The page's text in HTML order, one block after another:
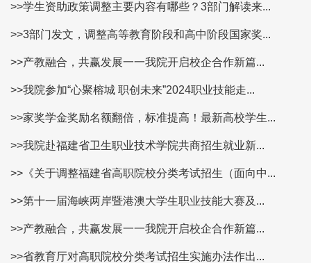
>>学生资助政策调整主要内容有哪些？3部门解读来...
>>3部门发文，调整高等教育阶段和高中阶段国家奖...
>>产教融合，共赢发展一一我院开启校企合作新篇...
>>我院参加“心聚榕城 职创未来”2024职业技能走...
>>家奖学金奖励名额翻倍，标准提高！最新高校学生...
>>我院赴福建省卫生职业技术学院共商招生就业新...
>>《关于调整福建省高职院校分类考试招生（面向中...
>>第十一届海峡两岸暨港澳大学生职业技能大赛及...
>>产教融合，共赢发展一一我院开启校企合作新篇...
>>省教育厅对高职院校分类考试招生实施办法作出...